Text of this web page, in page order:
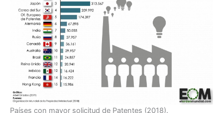
Países con mayor solicitud de Patentes (2018).